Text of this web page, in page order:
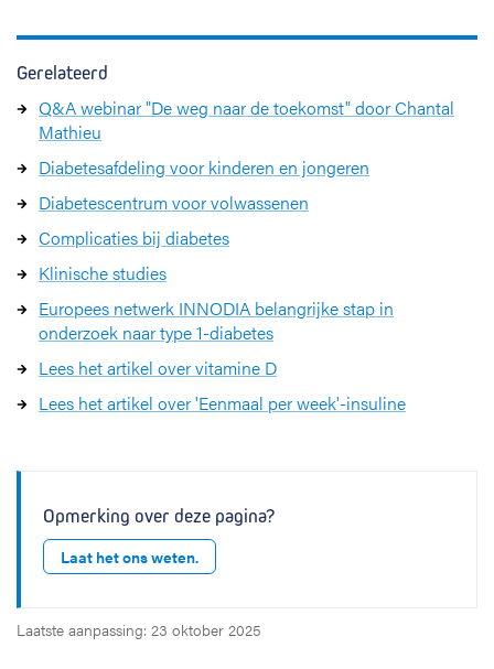
Gerelateerd
Q&A webinar "De weg naar de toekomst" door Chantal
Mathieu
Diabetesafdeling voor kinderen en jongeren
Diabetescentrum voor volwassenen
Complicaties bij diabetes
Klinische studies
Europees netwerk INNODIA belangrijke stap in
onderzoek naar type 1-diabetes
Lees het artikel over vitamine D
Lees het artikel over 'Eenmaal per week'-insuline
Opmerking over deze pagina?
Laat het ons weten.
Laatste aanpassing: 23 oktober 2025